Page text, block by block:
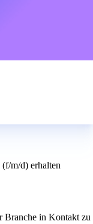
m/d) erhalten
Branche in Kontakt zu